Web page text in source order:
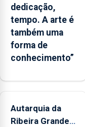
dedicação,
tempo. A arte é
também uma
forma de
conhecimento”
Autarquia da
Ribeira Grande